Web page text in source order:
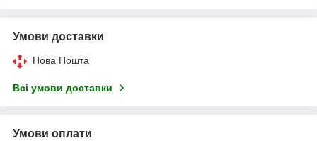
Умови доставки
Нова Пошта
Всі умови доставки
Умови оплати